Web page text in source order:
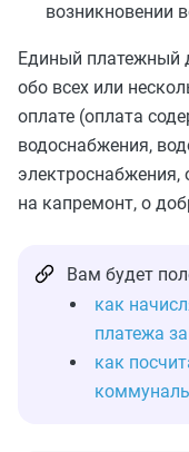
возникновении
Единый платежный
обо всех или
оплате (оплата
водоснабжения,
электроснабжения,
на капремонт, о
Вам будет
как
платежа
как